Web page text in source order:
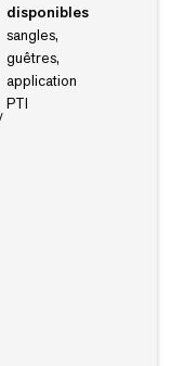
disponibles
sangles,
guêtres,
application
PTI